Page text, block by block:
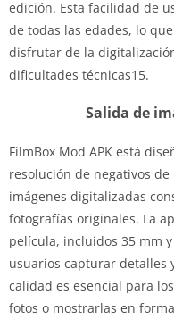
edición. Esta facilidad de
de todas las edades, lo
disfrutar de la
dificultades técnicas15.
Salida de
FilmBox Mod APK está
resolución de negativos
imágenes digitalizadas
fotografías originales. La
película, incluidos 35 mm
usuarios capturar detalles
calidad es esencial para
fotos o mostrarlas en